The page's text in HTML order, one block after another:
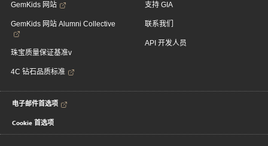
GemKids 网站
GemKids 网站 Alumni Collective
珠宝质量保证基准v
4C 钻石品质标准
支持 GIA
联系我们
API 开发人员
电子邮件首选项
Cookie 首选项